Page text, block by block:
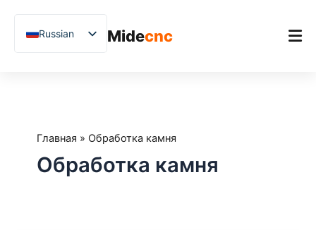
Midecnc
Применения
Blog
Russian
English
Spanish
Главная » Обработка камня
Обработка камня